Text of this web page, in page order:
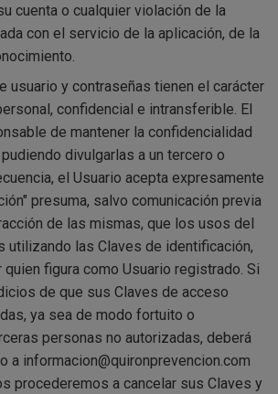
cuenta o cualquier violación de la
con el servicio de la aplicación, de la
usuario y contraseñas tienen el carácter
confidencial e intransferible. El
de mantener la confidencialidad
divulgarlas a un tercero o
el Usuario acepta expresamente
presuma, salvo comunicación previa
de las mismas, que los usos del
utilizando las Claves de identificación,
figura como Usuario registrado. Si
de que sus Claves de acceso
ya sea de modo fortuito o
personas no autorizadas, deberá
a informacion@quironprevencion.com
procederemos a cancelar sus Claves y